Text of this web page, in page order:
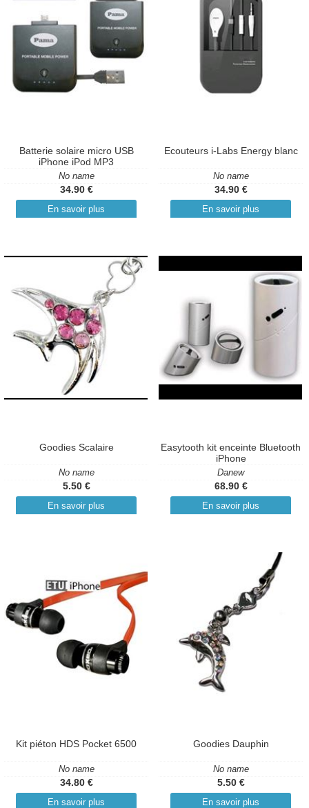
Batterie solaire micro USB
iPhone iPod MP3
No name
34.90 €
En savoir plus
Ecouteurs i-Labs Energy blanc
No name
34.90 €
En savoir plus
Goodies Scalaire
No name
5.50 €
En savoir plus
Easytooth kit enceinte Bluetooth
iPhone
Danew
68.90 €
En savoir plus
Kit piéton HDS Pocket 6500
No name
34.80 €
En savoir plus
Goodies Dauphin
No name
5.50 €
En savoir plus